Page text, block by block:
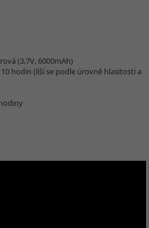
(3,7V, 6000mAh)
hodin (liší se podle úrovně hlasitosti a